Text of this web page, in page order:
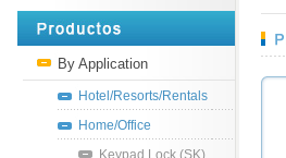
By Application
Hotel/Resorts/Rentals
Home/Office
Keypad Lock (SK)